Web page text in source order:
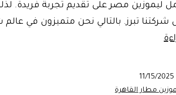
ليموزين مصر على تقديم تجربة فريدة.
تبرز. بالتالي نحن متميزون في عالم
مطار
القاهرة
11/15/2025
مطار القاهرة